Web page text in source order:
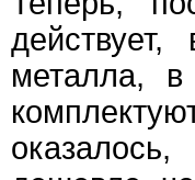
металла,